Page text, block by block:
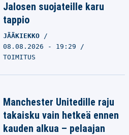
Jalosen suojateille karu
tappio
JÄÄKIEKKO
08.08.2026 - 19:29
TOIMITUS
Manchester Unitedille raju
takaisku vain hetkeä ennen
kauden alkua – pelaajan